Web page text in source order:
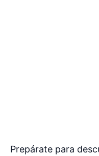
Prepárate para